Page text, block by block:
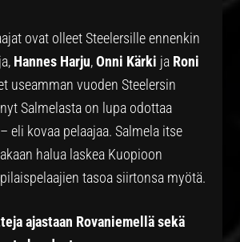
ovat olleet Steelersille ennenkin
Hannes Harju,Onni Kärki ja Roni
useamman vuoden Steelersin
Salmelasta on lupa odottaa
eli kovaa pelaajaa. Salmela itse
halua laskea Kuopioon
tasoa siirtonsa myötä.
ajastaan Rovaniemellä sekä